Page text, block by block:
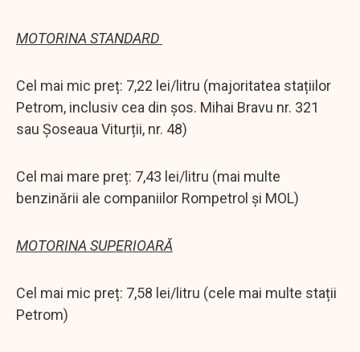
MOTORINA STANDARD
Cel mai mic preț: 7,22 lei/litru (majoritatea stațiilor
Petrom, inclusiv cea din șos. Mihai Bravu nr. 321
sau Șoseaua Viturții, nr. 48)
Cel mai mare preț: 7,43 lei/litru (mai multe
benzinării ale companiilor Rompetrol și MOL)
MOTORINA SUPERIOARĂ
Cel mai mic preț: 7,58 lei/litru (cele mai multe stații
Petrom)